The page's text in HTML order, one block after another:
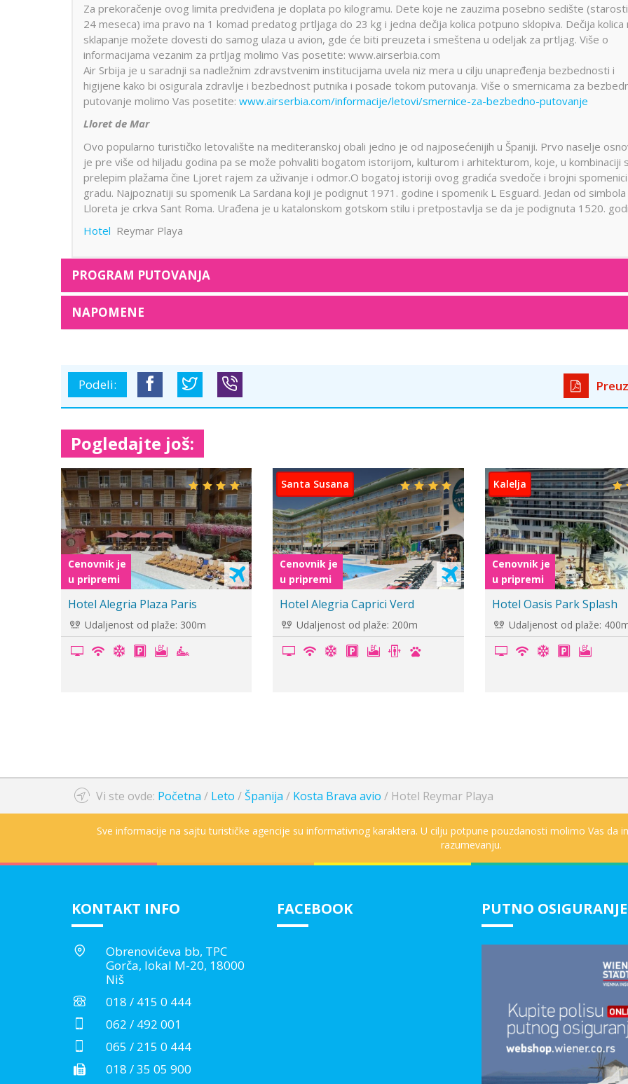
Za prekoračenje ovog limita predviđena je doplata po kilogramu. Dete koje ne zauzima posebno sedište
24 meseca) ima pravo na 1 komad predatog prtljaga do 23 kg i jedna dečija kolica potpuno sklopiva. Dečija kolica
sklapanje možete dovesti do samog ulaza u avion, gde će biti preuzeta i smeštena u odeljak za prtljag. Više o
informacijama vezanim za prtljag molimo Vas posetite: www.airserbia.com
Air Srbija je u saradnji sa nadležnim zdravstvenim institucijama uvela niz mera u cilju unapređenja bezbednosti i
higijene kako bi osigurala zdravlje i bezbednost putnika i posade tokom putovanja. Više o smernicama za
putovanje molimo Vas posetite: www.airserbia.com/informacije/letovi/smernice-za-bezbedno-putovanje
Lloret de Mar
Ovo popularno turističko letovalište na mediteranskoj obali jedno je od najposećenijih u Španiji. Prvo naselje
je pre više od hiljadu godina pa se može pohvaliti bogatom istorijom, kulturom i arhitekturom, koje, u kombinaciji
prelepim plažama čine Ljoret rajem za uživanje i odmor.O bogatoj istoriji ovog gradića svedoče i brojni
gradu. Najpoznatiji su spomenik La Sardana koji je podignut 1971. godine i spomenik L Esguard. Jedan od simbola
Lloreta je crkva Sant Roma. Urađena je u katalonskom gotskom stilu i pretpostavlja se da je podignuta 1520.
Hotel Reymar Playa
PROGRAM PUTOVANJA
NAPOMENE
Podeli:
Pogledajte još:
Ljoret de Mar
Cenovnik je
u pripremi
Hotel Don Juan Resort
Udaljenost od plaže: 400m
Cenovnik je
u pripremi
Hotel Mariner
Udaljenost od plaže: 20m
Ljoret de Mar
Cenovnik je
u pripremi
Hotel Maria del Mar
Udaljenost od plaže:
Vi ste ovde: Početna / Leto /Španija / Kosta Brava avio / Hotel Reymar Playa
Sve informacije na sajtu turističke agencije su informativnog karaktera. U cilju potpune pouzdanosti molimo Vas da
razumevanju.
KONTAKT INFO
Obrenovićeva bb, TPC
Gorča, lokal M-20, 18000
Niš
018 / 415 0 444
062 / 492 001
065 / 215 0 444
018 / 35 05 900
FACEBOOK PUTNO OSIGURANJE